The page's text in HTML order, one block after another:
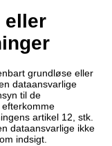
eller
grundløse eller
dataansvarlige
til de
artikel 12, stk.
dataansvarlige ikke
indsigt.